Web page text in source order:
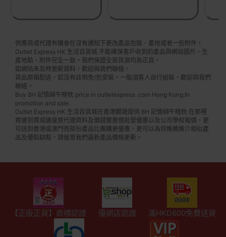
供應商或代理有機會在沒有通知下更改產品包裝、產地或者一些附件，
Outlet Express HK 生活百貨城 不能確保客戶收到的產品與網站圖片、生
產地點、附件完全一致。我們保證全部貨源均為正貨。
如網站未及時更新資料，歡迎與我們聯絡。
貨品原箱配送，如沒有註明免/包安裝，一般須客人自行組裝，歡迎與我們
聯絡。
Buy 8H 記憶綿午睡枕 price in outletexpress .com Hong Kong.In
promotion and sale.
Outlet Express HK 生活百貨城在香港觀塘提供 8H 記憶綿午睡枕 在那裡
買邊到買或邊度買代理資料及價錢實惠借批發優惠以及公司學校報價，更
可送到香港或澳門而部份產品比團購更優惠，更可以為你推薦推介相似產
品及優點缺點，請留意我們最新產品價格更新。
【正版正貨】商標認證 優網店認證 滿HKD600免費送貨